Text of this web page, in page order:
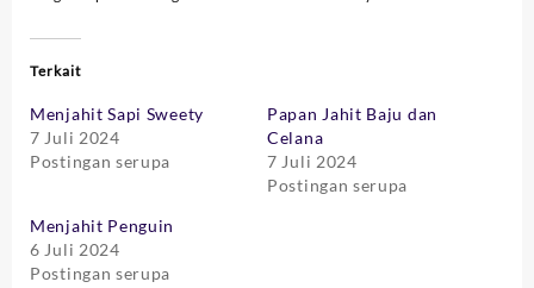
Terkait
Menjahit Sapi Sweety
7 Juli 2024
Postingan serupa
Papan Jahit Baju dan
Celana
7 Juli 2024
Postingan serupa
Menjahit Penguin
6 Juli 2024
Postingan serupa